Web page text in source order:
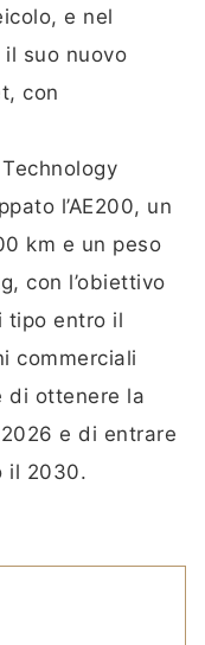
e nel
suo nuovo
con
l’AE200, un
km e un peso
con l’obiettivo
tipo entro il
commerciali
di ottenere la
e di entrare
il 2030.